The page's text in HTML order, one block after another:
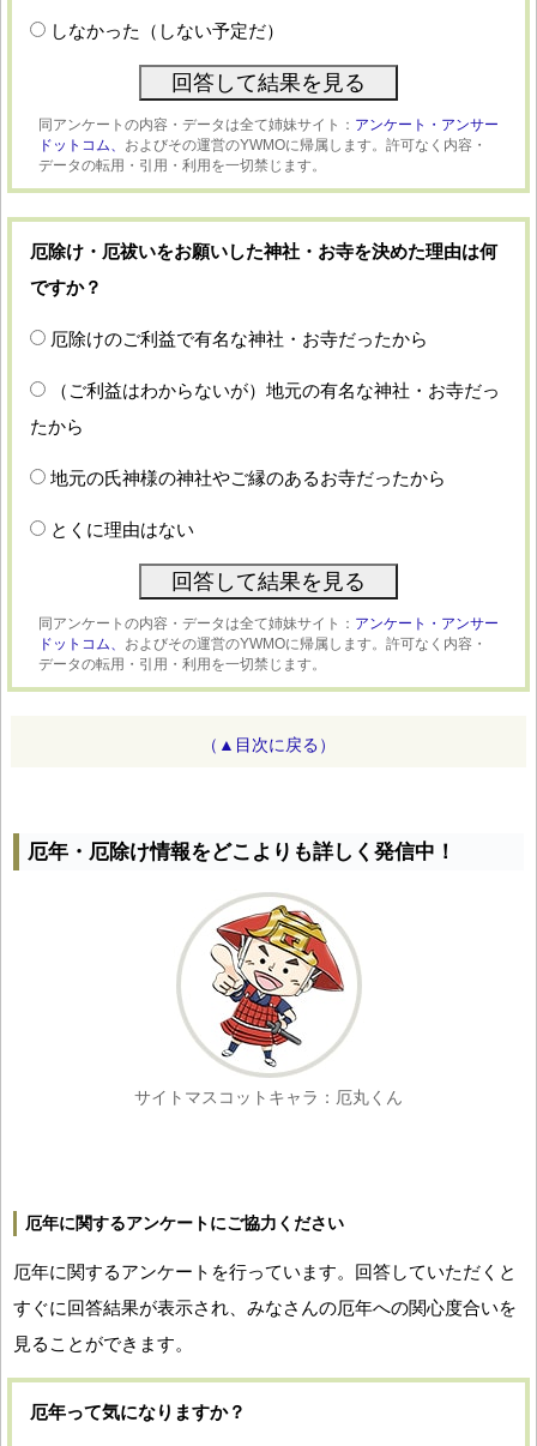
しなかった（しない予定だ）
同アンケートの内容・データは全て姉妹サイト： アンケート・アンサー
ドットコム、 およびその運営のYWMOに帰属します。許可なく内容・
データの転用・引用・利用を一切禁じます。
厄除け・厄祓いをお願いした神社・お寺を決めた理由は何
ですか？
厄除けのご利益で有名な神社・お寺だったから
（ご利益はわからないが）地元の有名な神社・お寺だっ
たから
地元の氏神様の神社やご縁のあるお寺だったから
とくに理由はない
同アンケートの内容・データは全て姉妹サイト： アンケート・アンサー
ドットコム、 およびその運営のYWMOに帰属します。許可なく内容・
データの転用・引用・利用を一切禁じます。
（▲目次に戻る）
厄年・厄除け情報をどこよりも詳しく発信中！
サイトマスコットキャラ：厄丸くん
厄年に関するアンケートにご協力ください
厄年に関するアンケートを行っています。回答していただくと
すぐに回答結果が表示され、みなさんの厄年への関心度合いを
見ることができます。
厄年って気になりますか？